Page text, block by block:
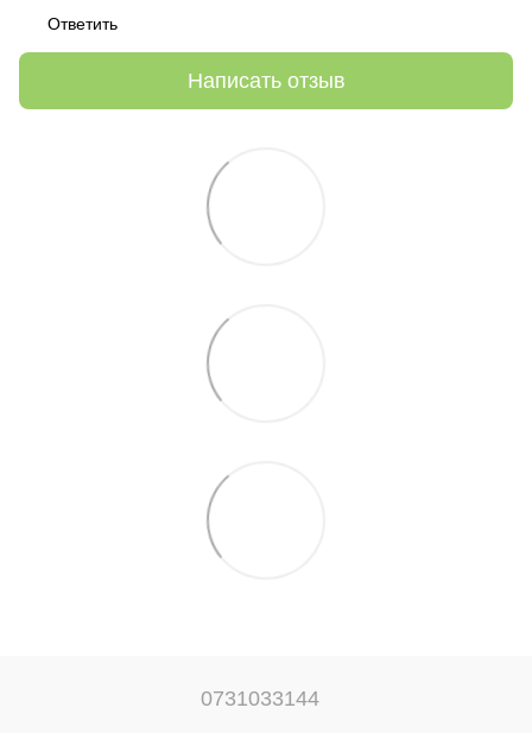
Ответить
Написать отзыв
0731033144